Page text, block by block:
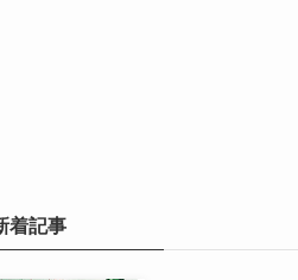
着記事